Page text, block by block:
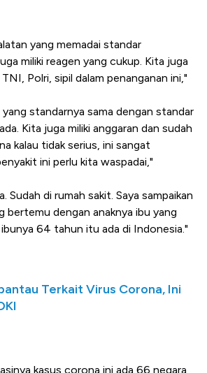
yang memadai standar
miliki reagen yang cukup. Kita juga
Polri, sipil dalam penanganan ini,"
standarnya sama dengan standar
Kita juga miliki anggaran dan sudah
kalau tidak serius, ini sangat
ini perlu kita waspadai,"
Sudah di rumah sakit. Saya sampaikan
bertemu dengan anaknya ibu yang
64 tahun itu ada di Indonesia."
Terkait Virus Corona, Ini
kasus corona ini ada 66 negara